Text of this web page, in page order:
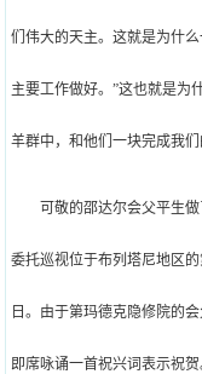
们伟大的天主。这就是为什
主要工作做好。”这也就是为
羊群中，和他们一块完成我
可敬的邵达尔会父平生
委托巡视位于布列塔尼地区
日。由于第玛德克隐修院的
即席咏诵一首祝兴词表示祝